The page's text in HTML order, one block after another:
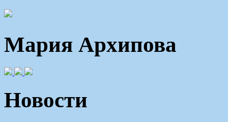
Мария Архипова
Новости